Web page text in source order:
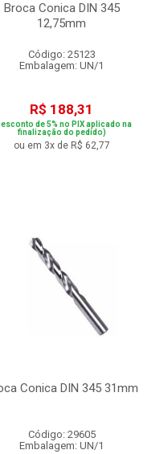
Broca Conica DIN 345
12,75mm
Código: 25123
Embalagem: UN/1
R$ 188,31
de 5% no PIX aplicado na
finalização do pedido)
ou em 3x de R$ 62,77
Conica DIN 345 31mm
Código: 29605
Embalagem: UN/1